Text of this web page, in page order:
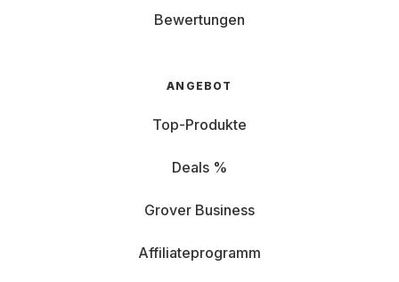
Bewertungen
ANGEBOT
Top-Produkte
Deals %
Grover Business
Affiliateprogramm